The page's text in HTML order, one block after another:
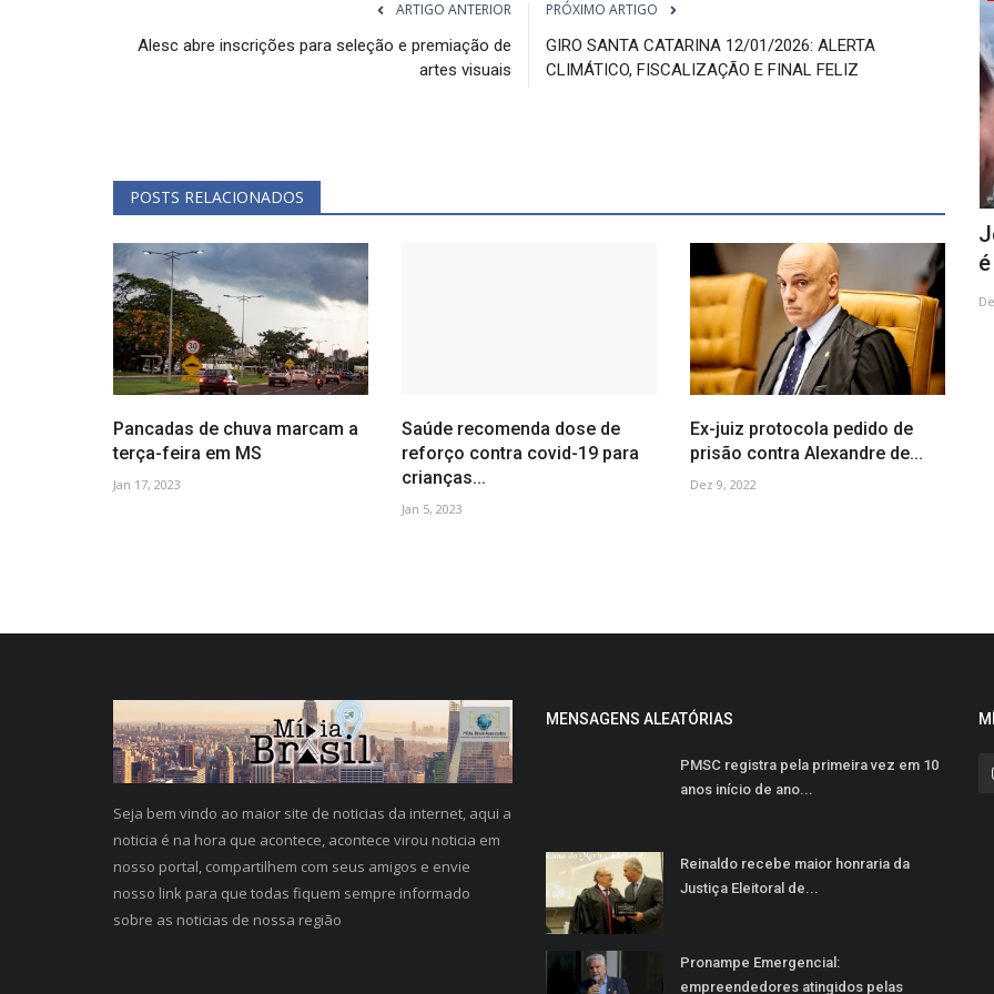
ARTIGO ANTERIOR
Alesc abre inscrições para seleção e premiação de
artes visuais
PRÓXIMO ARTIGO
GIRO SANTA CATARINA 12/01/2026: ALERTA
CLIMÁTICO, FISCALIZAÇÃO E FINAL FELIZ
POSTS RELACIONADOS
Pancadas de chuva marcam a
terça-feira em MS
Jan 17, 2023
Saúde recomenda dose de
reforço contra covid-19 para
crianças...
Jan 5, 2023
Ex-juiz protocola pedido de
prisão contra Alexandre de...
Dez 9, 2022
inconstitucional
Dez 19, 2022
é encontrado 8 dias depois...
Seja bem vindo ao maior site de noticias da internet, aqui a
noticia é na hora que acontece, acontece virou noticia em
nosso portal, compartilhem com seus amigos e envie
nosso link para que todas fiquem sempre informado
sobre as noticias de nossa região
MENSAGENS ALEATÓRIAS
PMSC registra pela primeira vez em 10
anos início de ano...
Reinaldo recebe maior honraria da
Justiça Eleitoral de...
Pronampe Emergencial:
empreendedores atingidos pelas